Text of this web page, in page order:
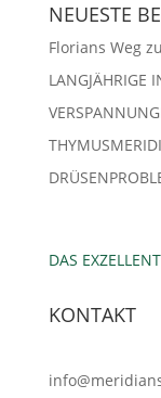
NEUESTE
Florians Weg
LANGJÄHRIGE
DAS
KONTAKT